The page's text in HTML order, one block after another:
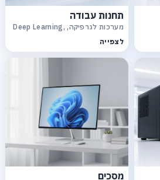
תחנות עבודה
מערכות לגרפיקה, Deep Learning,
לצפייה
מסכים